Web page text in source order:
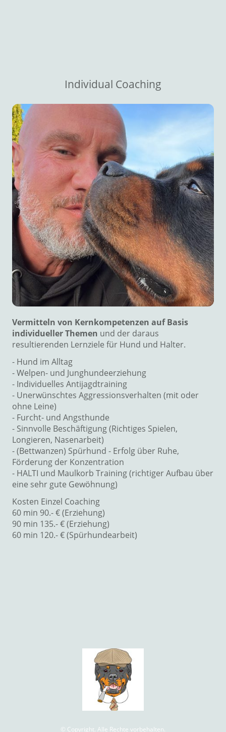
Individual Coaching
Vermitteln von Kernkompetenzen auf Basis
individueller Themen und der daraus
resultierenden Lernziele für Hund und Halter.
- Hund im Alltag
- Welpen- und Junghundeerziehung
- Individuelles Antijagdtraining
- Unerwünschtes Aggressionsverhalten (mit oder
ohne Leine)
- Furcht- und Angsthunde
- Sinnvolle Beschäftigung (Richtiges Spielen,
Longieren, Nasenarbeit)
- (Bettwanzen) Spürhund - Erfolg über Ruhe,
Förderung der Konzentration
- HALTI und Maulkorb Training (richtiger Aufbau über
eine sehr gute Gewöhnung)
Kosten Einzel Coaching
60 min 90.- € (Erziehung)
90 min 135.- € (Erziehung)
60 min 120.- € (Spürhundearbeit)
© Copyright. Alle Rechte vorbehalten.